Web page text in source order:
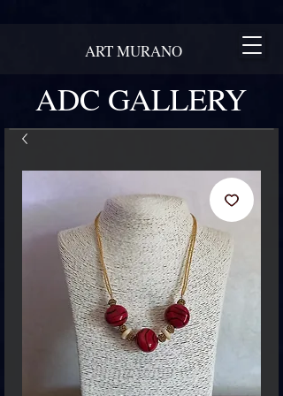
ADC GALLERY
ART MURANO